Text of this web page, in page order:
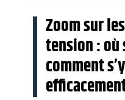
Zoom sur
tension :
comment